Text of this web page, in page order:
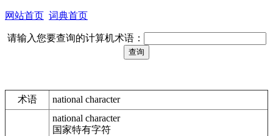
网站首页 词典首页
请输入您要查询的计算机术语：
术语 national character
national character
国家特有字符